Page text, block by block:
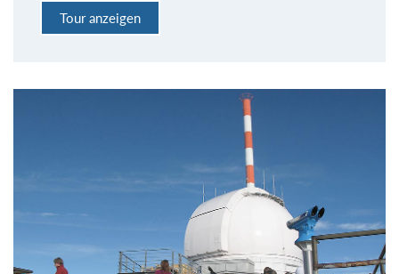
Tour anzeigen